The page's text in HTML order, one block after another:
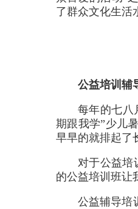
了群众文化生活
公益培训辅
每年的七八
期跟我学”少儿
早早的就排起了
对于公益培
的公益培训班让
公益辅导培